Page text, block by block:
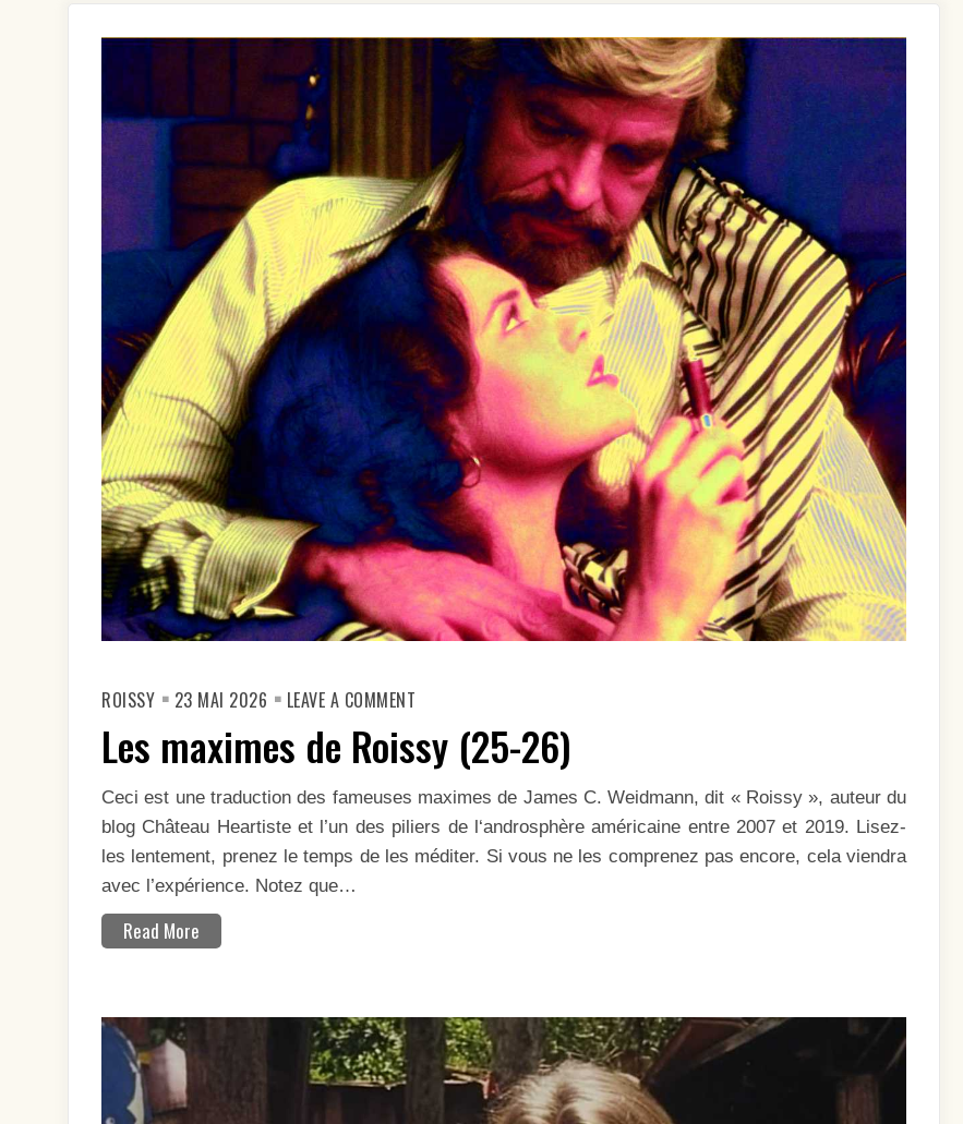
ROISSY 23 MAI 2026 LEAVE A COMMENT
DE
ROISSY
(25-
Les maximes de Roissy (25-26)
Ceci est une traduction des fameuses maximes de James C. Weidmann, dit « Roissy », auteur du
blog Château Heartiste et l’un des piliers de l‘androsphère américaine entre 2007 et 2019. Lisez-
les lentement, prenez le temps de les méditer. Si vous ne les comprenez pas encore, cela viendra
avec l’expérience. Notez que…
Read More